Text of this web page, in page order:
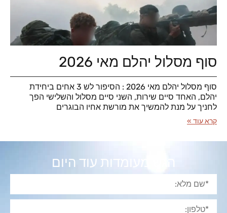
סוף מסלול יהלם מאי 2026
סוף מסלול יהלם מאי 2026 : הסיפור לש 3 אחים ביחידת
יהלם, האחד סיים שירות, השני סיים מסלול והשלישי הפך
לחניך על מנת להמשיך את מורשת אחיו הבוגרים
קרא עוד »
הגש מעומדות עוד היום